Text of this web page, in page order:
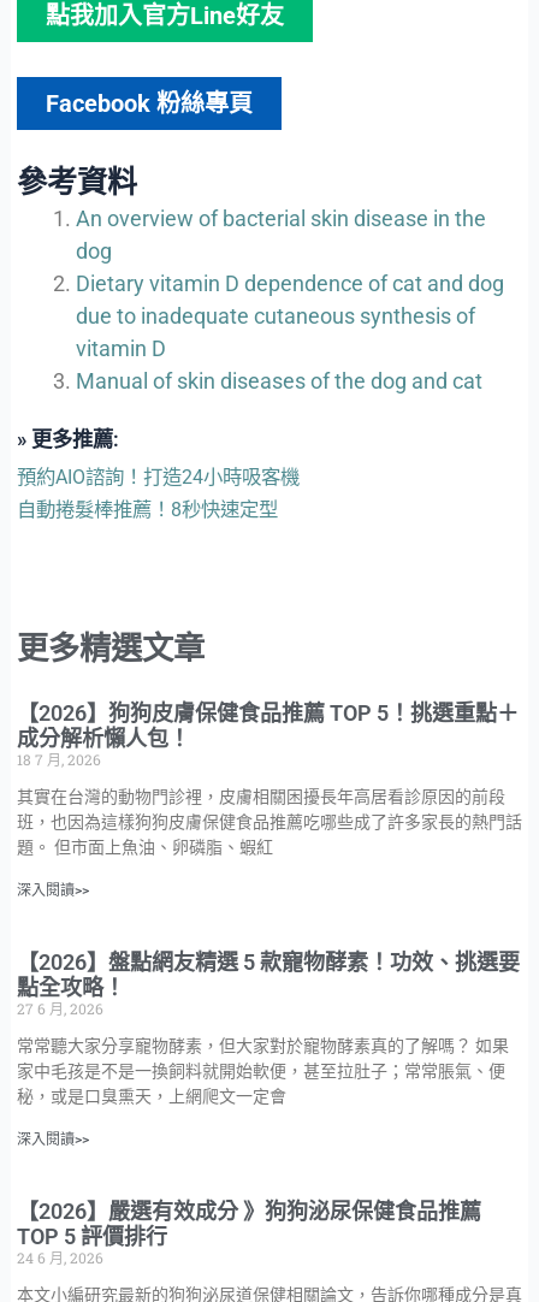
點我加入官方Line好友
Facebook 粉絲專頁
參考資料
An overview of bacterial skin disease in the
dog
Dietary vitamin D dependence of cat and dog
due to inadequate cutaneous synthesis of
vitamin D
Manual of skin diseases of the dog and cat
» 更多推薦:
預約AIO諮詢！打造24小時吸客機
自動捲髮棒推薦！8秒快速定型
更多精選文章
【2026】狗狗皮膚保健食品推薦 TOP 5！挑選重點＋
成分解析懶人包！
18 7 月, 2026
其實在台灣的動物門診裡，皮膚相關困擾長年高居看診原因的前段
班，也因為這樣狗狗皮膚保健食品推薦吃哪些成了許多家長的熱門話
題。 但市面上魚油、卵磷脂、蝦紅
深入閱讀>>
【2026】盤點網友精選 5 款寵物酵素！功效、挑選要
點全攻略！
27 6 月, 2026
常常聽大家分享寵物酵素，但大家對於寵物酵素真的了解嗎？ 如果
家中毛孩是不是一換飼料就開始軟便，甚至拉肚子；常常脹氣、便
秘，或是口臭熏天，上網爬文一定會
深入閱讀>>
【2026】嚴選有效成分 》狗狗泌尿保健食品推薦
TOP 5 評價排行
24 6 月, 2026
本文小編研究最新的狗狗泌尿道保健相關論文，告訴你哪種成分是真